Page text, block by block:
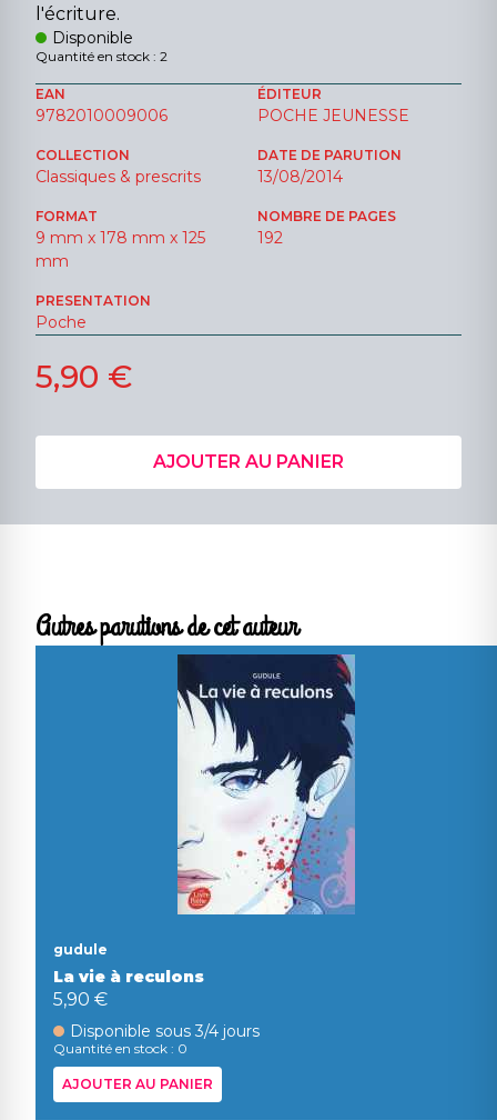
l'écriture.
Disponible
Quantité en stock : 2
EAN
9782010009006
ÉDITEUR
POCHE JEUNESSE
COLLECTION
Classiques & prescrits
DATE DE PARUTION
13/08/2014
FORMAT
9 mm x 178 mm x 125
mm
NOMBRE DE PAGES
192
PRESENTATION
Poche
5,90 €
AJOUTER AU PANIER
Autres parutions de cet auteur
gudule
La vie à reculons
5,90 €
Disponible sous 3/4 jours
Quantité en stock : 0
AJOUTER AU PANIER